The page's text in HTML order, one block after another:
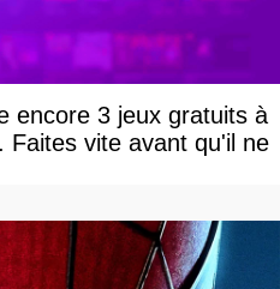
encore 3 jeux gratuits à
vite avant qu'il ne